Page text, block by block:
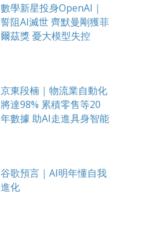
數學新星投身OpenAI｜
誓阻AI滅世 齊默曼剛獲菲
爾茲獎 憂大模型失控
京東段楠｜物流業自動化
將達98% 累積零售等20
年數據 助AI走進具身智能
谷歌預言｜AI明年懂自我
進化